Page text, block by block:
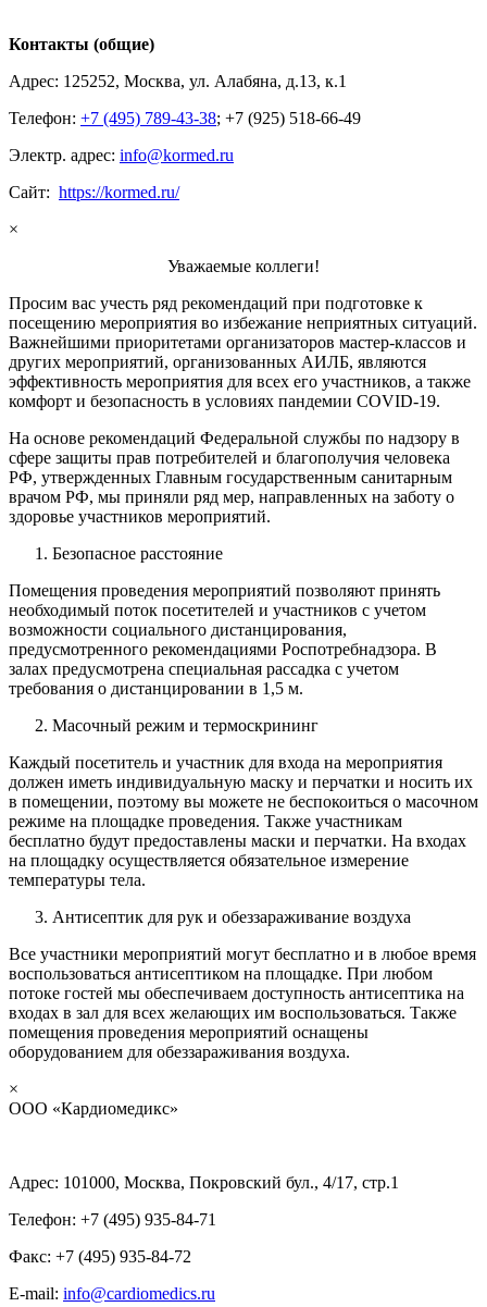
Контакты (общие)
Адрес: 125252, Москва, ул. Алабяна, д.13, к.1
Телефон: +7 (495) 789-43-38; +7 (925) 518-66-49
Электр. адрес: info@kormed.ru
Сайт: https://kormed.ru/
×
Уважаемые коллеги!
Просим вас учесть ряд рекомендаций при подготовке к
посещению мероприятия во избежание неприятных ситуаций.
Важнейшими приоритетами организаторов мастер-классов и
других мероприятий, организованных АИЛБ, являются
эффективность мероприятия для всех его участников, а также
комфорт и безопасность в условиях пандемии COVID-19.
На основе рекомендаций Федеральной службы по надзору в
сфере защиты прав потребителей и благополучия человека
РФ, утвержденных Главным государственным санитарным
врачом РФ, мы приняли ряд мер, направленных на заботу о
здоровье участников мероприятий.
Безопасное расстояние
Помещения проведения мероприятий позволяют принять
необходимый поток посетителей и участников с учетом
возможности социального дистанцирования,
предусмотренного рекомендациями Роспотребнадзора. В
залах предусмотрена специальная рассадка с учетом
требования о дистанцировании в 1,5 м.
Масочный режим и термоскрининг
Каждый посетитель и участник для входа на мероприятия
должен иметь индивидуальную маску и перчатки и носить их
в помещении, поэтому вы можете не беспокоиться о масочном
режиме на площадке проведения. Также участникам
бесплатно будут предоставлены маски и перчатки. На входах
на площадку осуществляется обязательное измерение
температуры тела.
Антисептик для рук и обеззараживание воздуха
Все участники мероприятий могут бесплатно и в любое время
воспользоваться антисептиком на площадке. При любом
потоке гостей мы обеспечиваем доступность антисептика на
входах в зал для всех желающих им воспользоваться. Также
помещения проведения мероприятий оснащены
оборудованием для обеззараживания воздуха.
×
ООО «Кардиомедикс»
Адрес: 101000, Москва, Покровский бул., 4/17, стр.1
Телефон: +7 (495) 935-84-71
Факс: +7 (495) 935-84-72
E-mail: info@cardiomedics.ru